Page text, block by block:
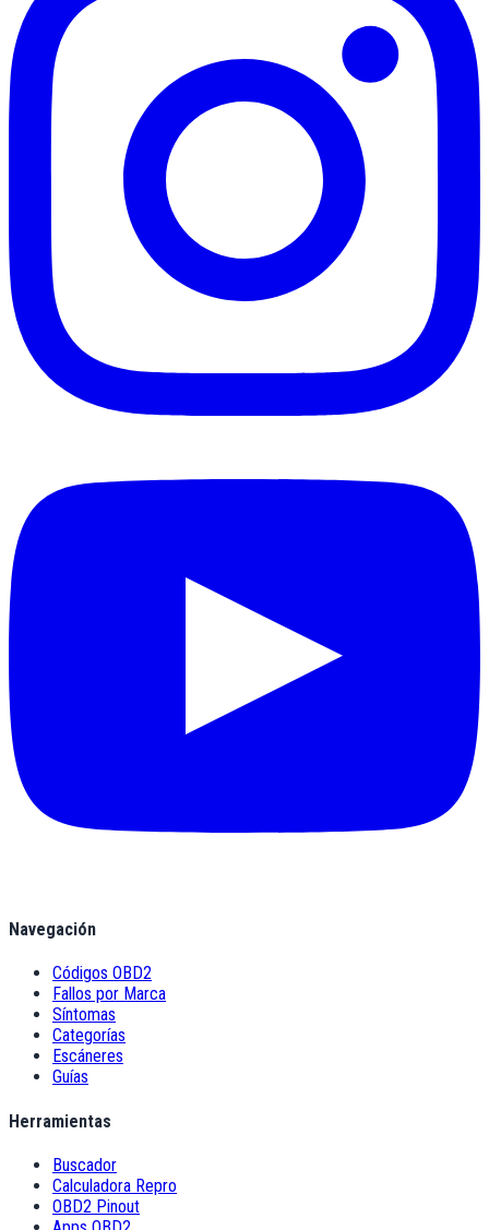
Navegación
Códigos OBD2
Fallos por Marca
Síntomas
Categorías
Escáneres
Guías
Herramientas
Buscador
Calculadora Repro
OBD2 Pinout